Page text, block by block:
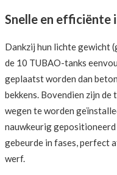
Snelle en efficiënte
Dankzij hun lichte gewicht
de 10 TUBAO-tanks
geplaatst worden dan
bekkens. Bovendien zijn
wegen te worden
nauwkeurig
gebeurde in fases, perfect
werf.